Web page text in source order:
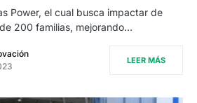
Power, el cual busca impactar de
200 familias, mejorando…
LEER MÁS